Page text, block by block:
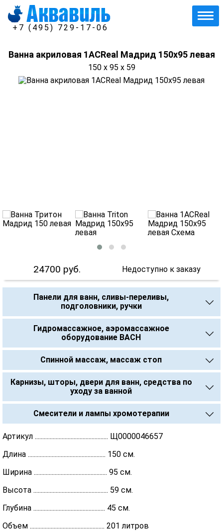
+7 (495) 729-17-06
Ванна акриловая 1ACReal Мадрид 150х95 левая
150 x 95 x 59
24700 руб. Недоступно к заказу
Панели для ванн, сливы-переливы,
подголовники, ручки
Гидромассажное, аэромассажное
оборудование BACH
Спинной массаж, массаж стоп
Карнизы, шторы, двери для ванн, средства по
уходу за ванной
Смесители и лампы хромотерапии
Артикул ................................................. Щ0000046657
Длина .................................................... 150 см.
Ширина ................................................. 95 см.
Высота .................................................. 59 см.
Глубина ................................................ 45 см.
Объем .................................................. 201 литров